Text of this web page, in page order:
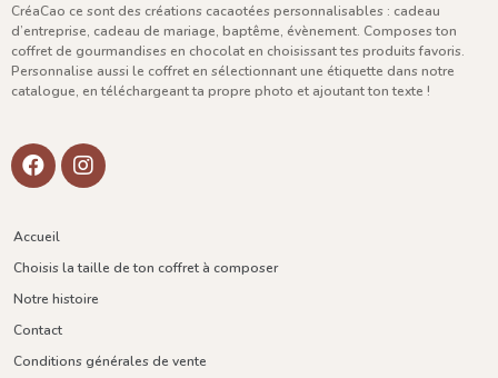
CréaCao ce sont des créations cacaotées personnalisables : cadeau
d’entreprise, cadeau de mariage, baptême, évènement. Composes ton
coffret de gourmandises en chocolat en choisissant tes produits favoris.
Personnalise aussi le coffret en sélectionnant une étiquette dans notre
catalogue, en téléchargeant ta propre photo et ajoutant ton texte !
Accueil
Choisis la taille de ton coffret à composer
Notre histoire
Contact
Conditions générales de vente